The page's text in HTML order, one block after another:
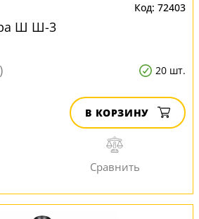
72403
Ш Ш-3
20 шт.
В КОРЗИНУ